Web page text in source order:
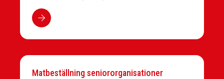
Matbeställning seniororganisationer